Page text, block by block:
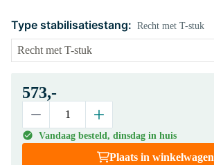
Type stabilisatiestang: Recht met T-stuk
573,-
Vandaag besteld, dinsdag in huis
Plaats in winkelwagen